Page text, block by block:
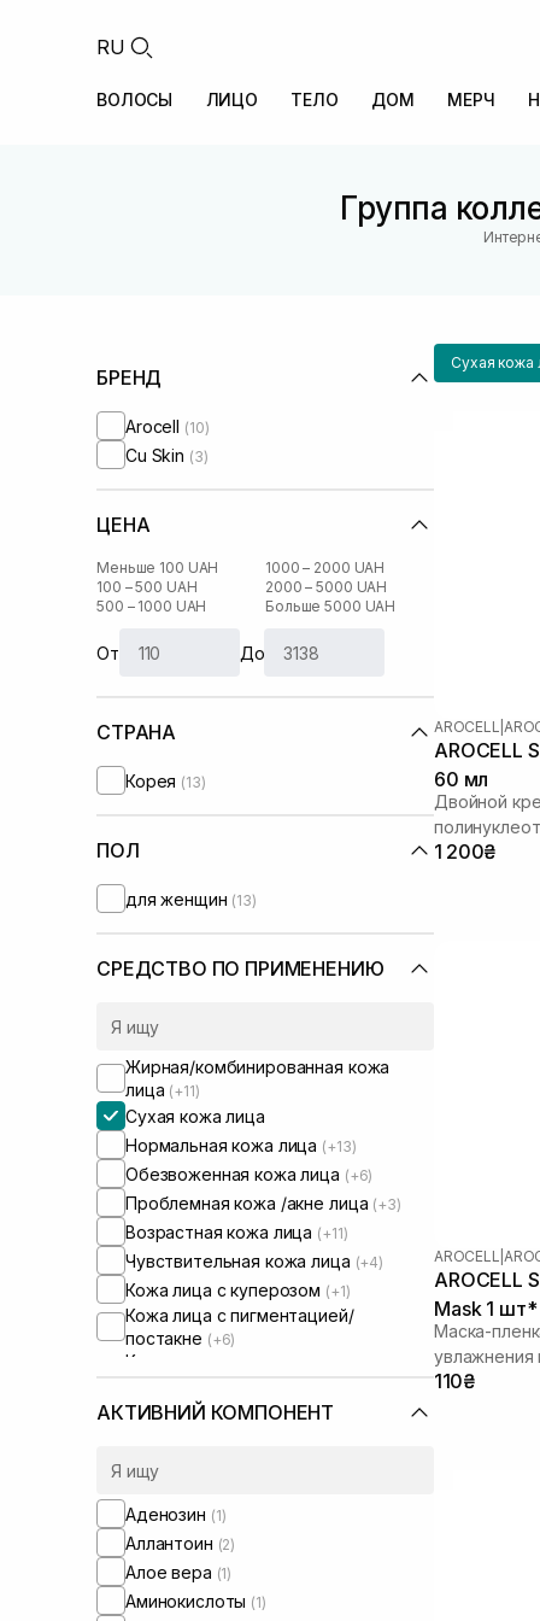
RU
ВОЛОСЫ ЛИЦО ТЕЛО ДОМ МЕРЧ
Группа
БРЕНД
Arocell (10)
Cu Skin (3)
ЦЕНА
Меньше 100 UAH
100 – 500 UAH
500 – 1000 UAH
1000 – 2000 UAH
2000 – 5000 UAH
Больше 5000 UAH
От До
СТРАНА
Корея (13)
ПОЛ
для женщин (13)
СРЕДСТВО ПО ПРИМЕНЕНИЮ
Жирная/комбинированная кожа
лица (+11)
Сухая кожа лица
Нормальная кожа лица (+13)
Обезвоженная кожа лица (+6)
Проблемная кожа /акне лица (+3)
Возрастная кожа лица (+11)
Чувствительная кожа лица (+4)
Кожа лица с куперозом (+1)
Кожа лица с пигментацией/
постакне (+6)
Кожа лица с расширенными порами
Кожа лица с нарушенным
микробиомом
АКТИВНИЙ КОМПОНЕНТ
Аденозин (1)
Аллантоин (2)
Алое вера (1)
Аминокислоты (1)
Сухая кожа
AROCELL
AROCELL
60 мл
Двойной
1 200₴
AROCELL
AROCELL
Mask 1 шт*
Маска-
увлажнения
110₴